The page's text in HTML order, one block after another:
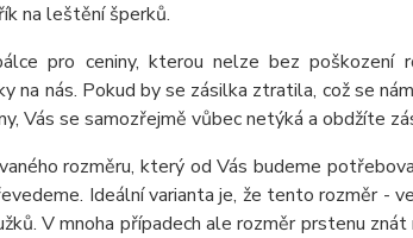
na leštění šperků.
pro ceniny, kterou nelze bez poškození
nás. Pokud by se zásilka ztratila, což se
Vás se samozřejmě vůbec netýká a obdžíte
rozměru, který od Vás budeme
Ideální varianta je, že tento rozměr -
V mnoha případech ale rozměr prstenu